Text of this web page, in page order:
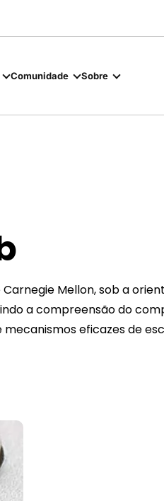
Comunidade Sobre
Mellon, sob a
a compreensão do
eficazes de